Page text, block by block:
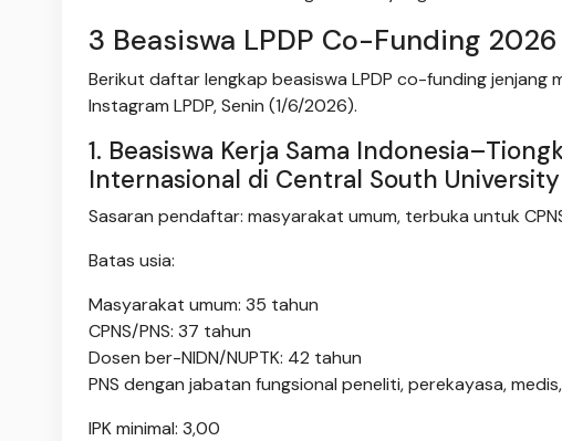
3 Beasiswa LPDP Co-Funding 2026
Berikut daftar lengkap beasiswa LPDP co-funding
Instagram LPDP, Senin (1/6/2026).
1. Beasiswa Kerja Sama
Internasional di Central South University
Sasaran pendaftar: masyarakat umum, terbuka untuk
Batas usia:
Masyarakat umum: 35 tahun
CPNS/PNS: 37 tahun
Dosen ber-NIDN/NUPTK: 42 tahun
PNS dengan jabatan fungsional peneliti, perekayasa,
IPK minimal: 3,00